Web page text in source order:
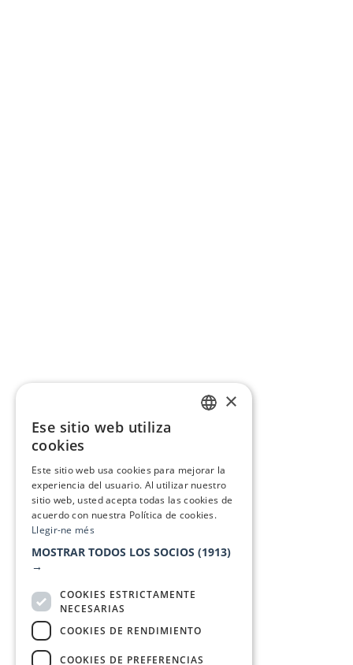
×
Ese sitio web utiliza
cookies
Este sitio web usa cookies para mejorar la
experiencia del usuario. Al utilizar nuestro
sitio web, usted acepta todas las cookies de
acuerdo con nuestra Política de cookies.
Llegir-ne més
MOSTRAR TODOS LOS SOCIOS (1913)
→
COOKIES ESTRICTAMENTE
NECESARIAS
COOKIES DE RENDIMIENTO
COOKIES DE PREFERENCIAS